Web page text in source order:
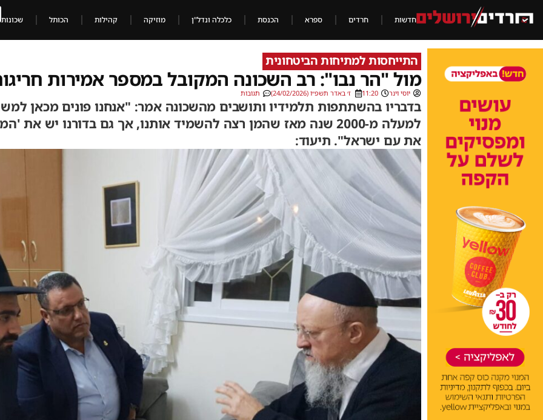
חדשות חרדים ספרא הכנסת כלכלה ונדל"ן מוזיקה קהילות הכותל שכונות
התייחסות למתיחות הביטחונית
מול "הר נבו": רב השכונה המקובל במספר אמירות
יוסי וינר 11:20 ז׳ באדר תשפ״ו (24/02/2026) תגובות
בדבריו בהשתתפות תלמידיו ותושבים מהשכונה אמר: "אנחנו פונים מכאן
למעלה מ-2000 שנה מאז שהמן רצה להשמיד אותנו, אך גם בדורנו יש
את עם ישראל". תיעוד: